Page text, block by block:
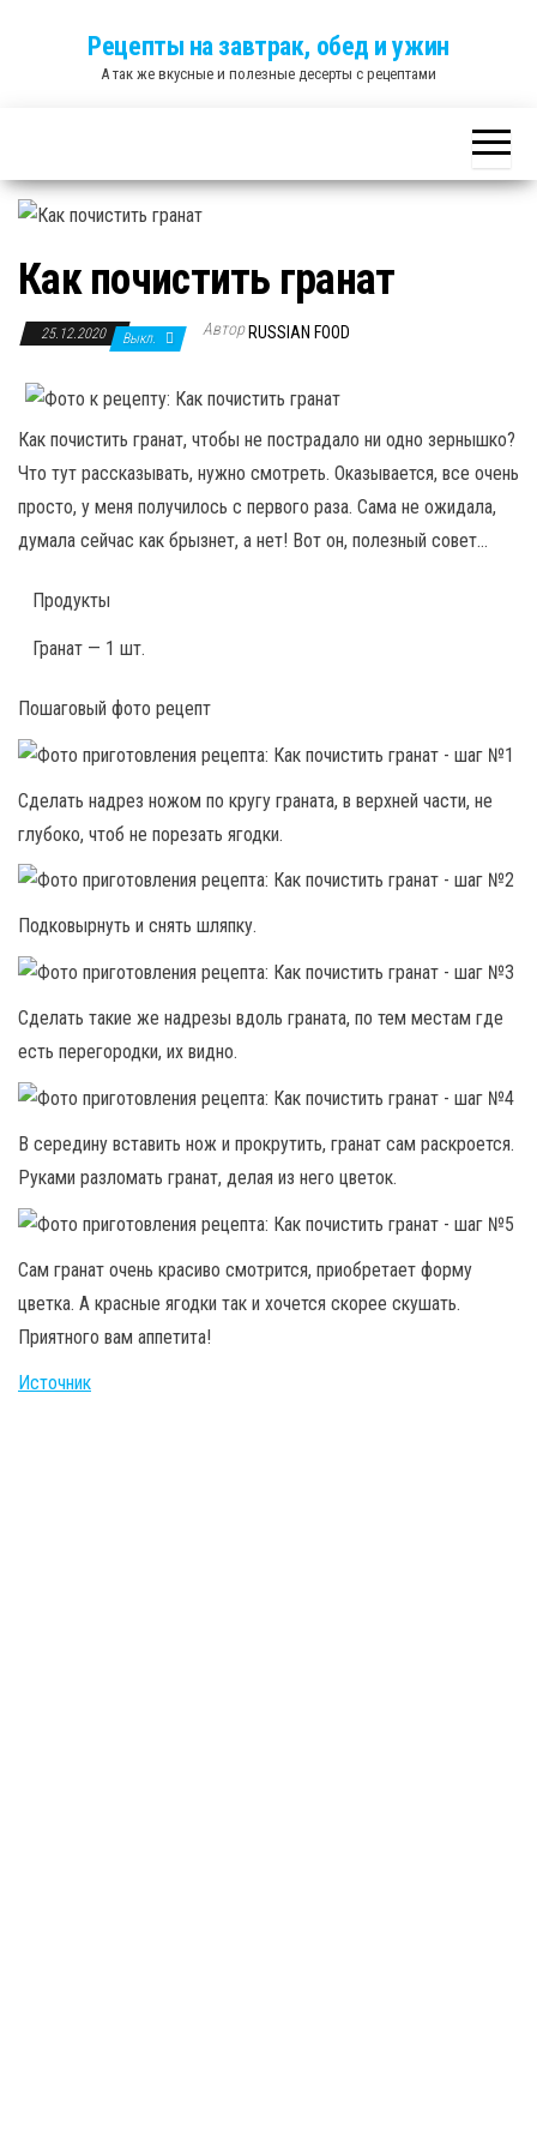
Рецепты на завтрак, обед и ужин
А так же вкусные и полезные десерты с рецептами
Как почистить гранат
25.12.2020 Выкл. Автор RUSSIAN FOOD
Как почистить гранат, чтобы не пострадало ни одно зернышко?
Что тут рассказывать, нужно смотреть. Оказывается, все очень
просто, у меня получилось с первого раза. Сама не ожидала,
думала сейчас как брызнет, а нет! Вот он, полезный совет…
Продукты
Гранат — 1 шт.
Пошаговый фото рецепт
Сделать надрез ножом по кругу граната, в верхней части, не
глубоко, чтоб не порезать ягодки.
Подковырнуть и снять шляпку.
Сделать такие же надрезы вдоль граната, по тем местам где
есть перегородки, их видно.
В середину вставить нож и прокрутить, гранат сам раскроется.
Руками разломать гранат, делая из него цветок.
Сам гранат очень красиво смотрится, приобретает форму
цветка. А красные ягодки так и хочется скорее скушать.
Приятного вам аппетита!
Источник